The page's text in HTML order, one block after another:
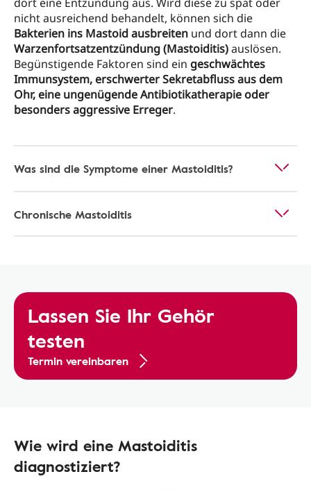
nicht ausreichend behandelt, können sich die
Bakterien ins Mastoid ausbreiten und dort dann die
Warzenfortsatzentzündung (Mastoiditis)auslösen.
Begünstigende Faktoren sind ein geschwächtes
Immunsystem, erschwerter Sekretabfluss aus dem
Ohr, eine ungenügende Antibiotikatherapie oder
besonders aggressive Erreger.
Was sind die Symptome einer Mastoiditis?
Chronische Mastoiditis
Lassen Sie Ihr Gehör
testen
Termin vereinbaren
Wie wird eine Mastoiditis
diagnostiziert?